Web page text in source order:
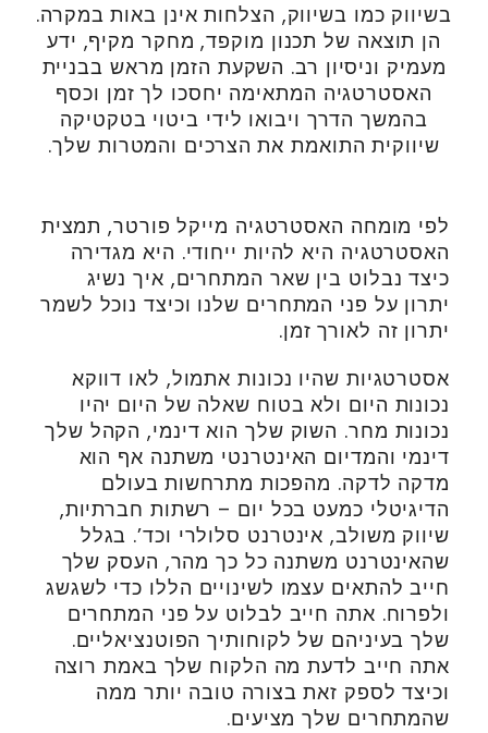
בשיווק כמו בשיווק, הצלחות אינן באות במקרה.
הן תוצאה של תכנון מוקפד, מחקר מקיף, ידע
מעמיק וניסיון רב. השקעת הזמן מראש בבניית
האסטרטגיה המתאימה יחסכו לך זמן וכסף
בהמשך הדרך ויבואו לידי ביטוי בטקטיקה
שיווקית התואמת את הצרכים והמטרות שלך.
לפי מומחה האסטרטגיה מייקל פורטר, תמצית
האסטרטגיה היא להיות ייחודי. היא מגדירה
כיצד נבלוט בין שאר המתחרים, איך נשיג
יתרון על פני המתחרים שלנו וכיצד נוכל לשמר
יתרון זה לאורך זמן.
אסטרטגיות שהיו נכונות אתמול, לאו דווקא
נכונות היום ולא בטוח שאלה של היום יהיו
נכונות מחר. השוק שלך הוא דינמי, הקהל שלך
דינמי והמדיום האינטרנטי משתנה אף הוא
מדקה לדקה. מהפכות מתרחשות בעולם
הדיגיטלי כמעט בכל יום – רשתות חברתיות,
שיווק משולב, אינטרנט סלולרי וכד’. בגלל
שהאינטרנט משתנה כל כך מהר, העסק שלך
חייב להתאים עצמו לשינויים הללו כדי לשגשג
ולפרוח. אתה חייב לבלוט על פני המתחרים
שלך בעיניהם של לקוחותיך הפוטנציאליים.
אתה חייב לדעת מה הלקוח שלך באמת רוצה
וכיצד לספק זאת בצורה טובה יותר ממה
שהמתחרים שלך מציעים.